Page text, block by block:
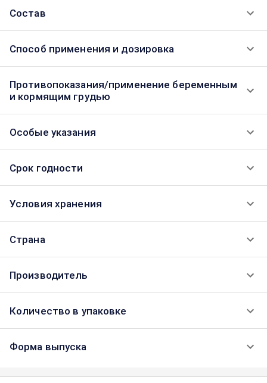
Состав
Способ применения и дозировка
Противопоказания/применение беременным
и кормящим грудью
Особые указания
Срок годности
Условия хранения
Страна
Производитель
Количество в упаковке
Форма выпуска